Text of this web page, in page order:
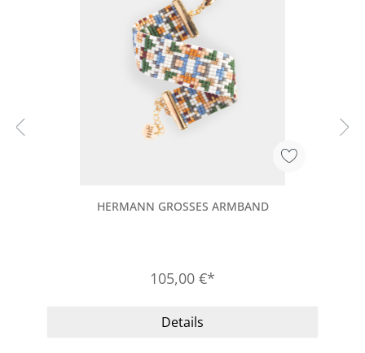
HERMANN GROSSES ARMBAND
105,00 €*
Details